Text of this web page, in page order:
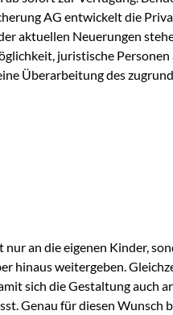
AG entwickelt die
aktuellen Neuerungen
juristische Personen
Überarbeitung des
gestaltet. Anträge
an die eigenen Kinder,
hinaus weitergeben.
sich die Gestaltung auch
Genau für diesen Wunsch